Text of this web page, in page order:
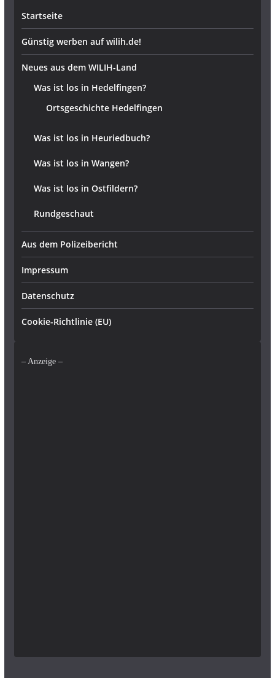
Startseite
Günstig werben auf wilih.de!
Neues aus dem WILIH-Land
Was ist los in Hedelfingen?
Ortsgeschichte Hedelfingen
Was ist los in Heuriedbuch?
Was ist los in Wangen?
Was ist los in Ostfildern?
Rundgeschaut
Aus dem Polizeibericht
Impressum
Datenschutz
Cookie-Richtlinie (EU)
– Anzeige –